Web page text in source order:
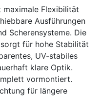
Flexibilität
Ausführungen
Scherensysteme. Die
für hohe Stabilität
UV-stabiles
klare Optik.
vormontiert.
für längere